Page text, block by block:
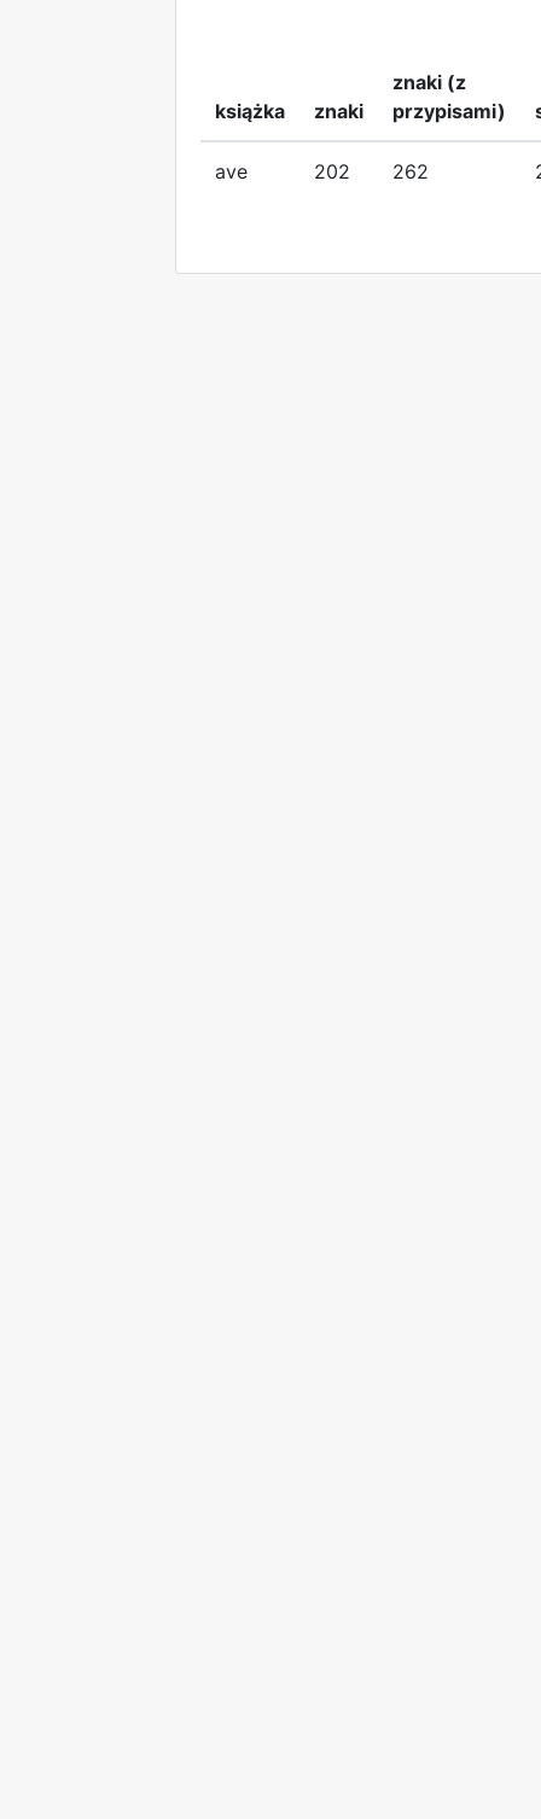
książka znaki
znaki (z
przypisami)
ave 202 262